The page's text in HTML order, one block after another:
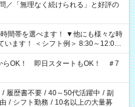
／「無理なく続けられる」と好評の
ます！ ▼他にも様々な時
います！ ＜シフト例＞ 8:30～12:00
22:00～翌6:00 など
OK！ 即日スタートもOK！ ＃7
/ 履歴書不要 / 40～50代活躍中 / 副
/ シフト勤務 / 10名以上の大量募